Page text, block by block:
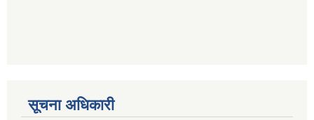
सूचना अधिकारी